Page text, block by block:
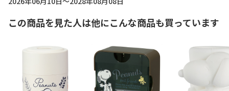
この商品を見た人は他にこんな商品も買っています